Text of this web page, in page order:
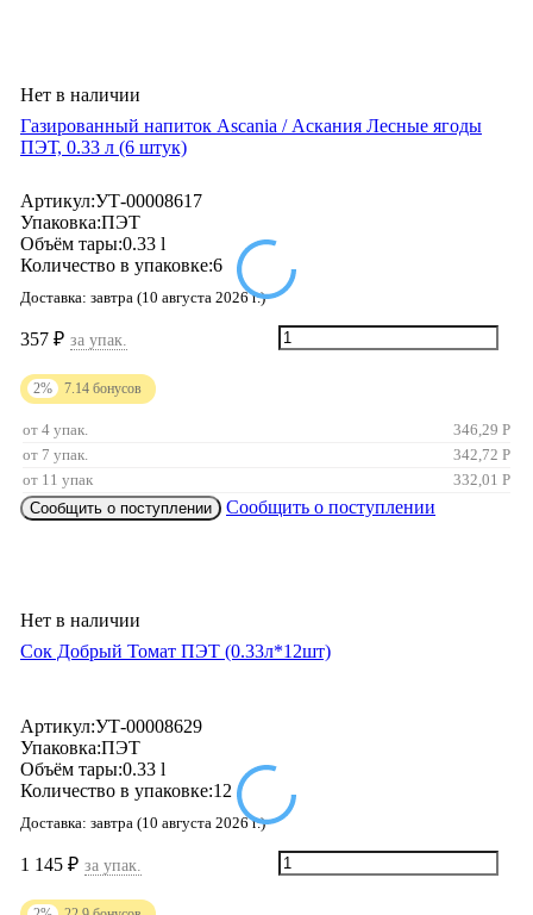
Нет в наличии
Газированный напиток Ascania / Аскания Лесные ягоды
ПЭТ, 0.33 л (6 штук)
Артикул:УТ-00008617
Упаковка:ПЭТ
Объём тары:0.33 l
Количество в упаковке:6
Доставка: завтра (10 августа 2026 г.)
357 ₽ за упак.
2% 7.14 бонусов
от 4 упак. 346,29 Р
от 7 упак.
342,72 Р
от 11 упак
332,01 Р
Сообщить о поступлении
Сообщить о поступлении
Нет в наличии
Сок Добрый Томат ПЭТ (0.33л*12шт)
Артикул:УТ-00008629
Упаковка:ПЭТ
Объём тары:0.33 l
Количество в упаковке:12
Доставка: завтра (10 августа 2026 г.)
1 145 ₽ за упак.